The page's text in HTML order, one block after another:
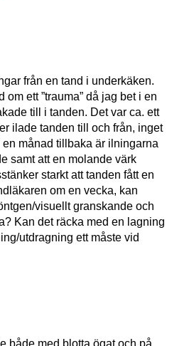
från en tand i underkäken.
om ett ”trauma” då jag bet i en
till i tanden. Det var ca. ett
ilade tanden till och från, inget
månad tillbaka är ilningarna
samt att en molande värk
starkt att tanden fått en
om en vecka, kan
visuellt granskande och
Kan det räcka med en lagning
utdragning ett måste vid